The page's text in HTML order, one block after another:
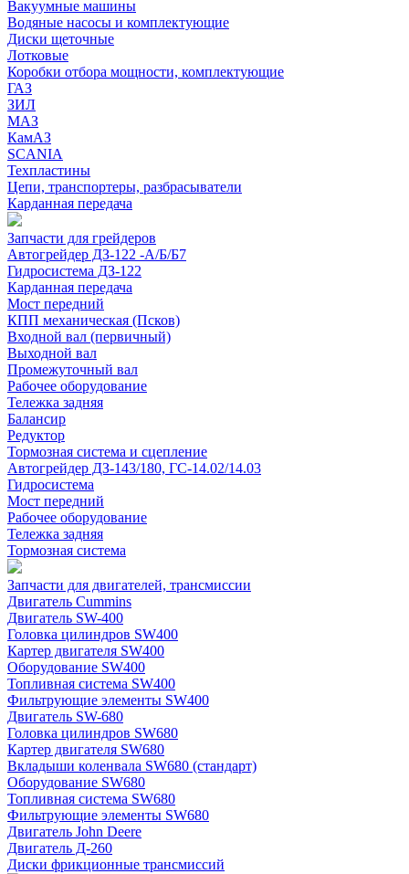
Вакуумные машины
Водяные насосы и комплектующие
Диски щеточные
Лотковые
Коробки отбора мощности, комплектующие
ГАЗ
ЗИЛ
МАЗ
КамАЗ
SCANIA
Техпластины
Цепи, транспортеры, разбрасыватели
Карданная передача
Запчасти для грейдеров
Автогрейдер ДЗ-122 -А/Б/Б7
Гидросистема ДЗ-122
Карданная передача
Мост передний
КПП механическая (Псков)
Входной вал (первичный)
Выходной вал
Промежуточный вал
Рабочее оборудование
Тележка задняя
Балансир
Редуктор
Тормозная система и сцепление
Автогрейдер ДЗ-143/180, ГС-14.02/14.03
Гидросистема
Мост передний
Рабочее оборудование
Тележка задняя
Тормозная система
Запчасти для двигателей, трансмиссии
Двигатель Cummins
Двигатель SW-400
Головка цилиндров SW400
Картер двигателя SW400
Оборудование SW400
Топливная система SW400
Фильтрующие элементы SW400
Двигатель SW-680
Головка цилиндров SW680
Картер двигателя SW680
Вкладыши коленвала SW680 (стандарт)
Оборудование SW680
Топливная система SW680
Фильтрующие элементы SW680
Двигатель John Deere
Двигатель Д-260
Диски фрикционные трансмиссий